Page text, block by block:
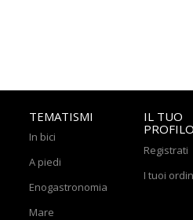
TEMATISMI
In bici
A piedi
Enogastronomia
Mare
IL TUO
Registrati
I tuoi